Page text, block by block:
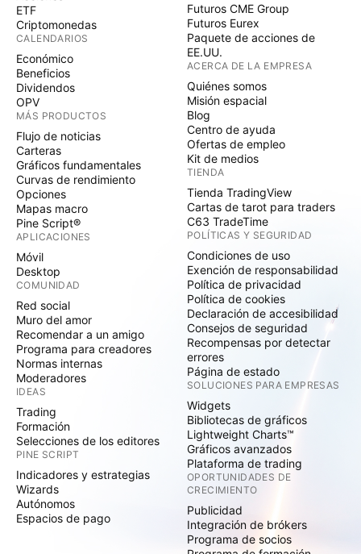
ETF
Criptomonedas
CALENDARIOS
Económico
Beneficios
Dividendos
OPV
MÁS PRODUCTOS
Flujo de noticias
Carteras
Gráficos fundamentales
Curvas de rendimiento
Opciones
Mapas macro
Pine Script®
APLICACIONES
Móvil
Desktop
COMUNIDAD
Red social
Muro del amor
Recomendar a un amigo
Programa para creadores
Normas internas
Moderadores
IDEAS
Trading
Formación
Selecciones de los editores
PINE SCRIPT
Indicadores y estrategias
Wizards
Autónomos
Espacios de pago
Futuros CME Group
Futuros Eurex
Paquete de acciones de
EE.UU.
ACERCA DE LA EMPRESA
Quiénes somos
Misión espacial
Blog
Centro de ayuda
Ofertas de empleo
Kit de medios
TIENDA
Tienda TradingView
Cartas de tarot para traders
C63 TradeTime
POLÍTICAS Y SEGURIDAD
Condiciones de uso
Exención de responsabilidad
Política de privacidad
Política de cookies
Declaración de accesibilidad
Consejos de seguridad
Recompensas por detectar
errores
Página de estado
SOLUCIONES PARA EMPRESAS
Widgets
Bibliotecas de gráficos
Lightweight Charts™
Gráficos avanzados
Plataforma de trading
OPORTUNIDADES DE
CRECIMIENTO
Publicidad
Integración de brókers
Programa de socios